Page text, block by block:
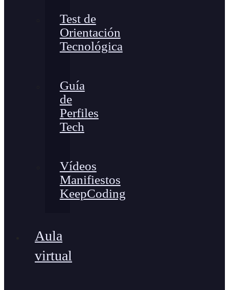
Test de
Orientación
Tecnológica
Guía
de
Perfiles
Tech
Vídeos
Manifiestos
KeepCoding
Aula
virtual